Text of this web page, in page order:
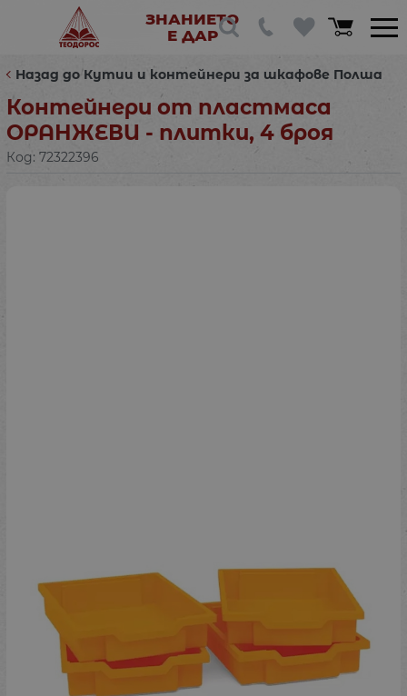
ЗНАНИЕТО
Е ДАР
Назад до Кутии и контейнери за шкафове Полша
Контейнери от пластмаса
ОРАНЖЕВИ - плитки, 4 броя
Код: 72322396